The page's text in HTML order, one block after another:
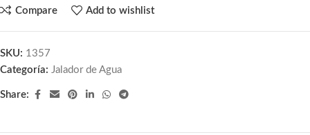
Compare Add to wishlist
SKU: 1357
Categoría: Jalador de Agua
Share: